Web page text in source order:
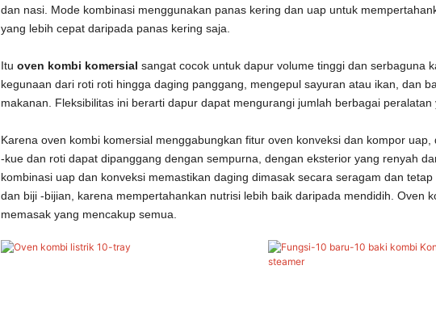
dan nasi. Mode kombinasi menggunakan panas kering dan uap untuk
yang lebih cepat daripada panas kering saja.
Itu oven kombi komersial sangat cocok untuk dapur volume tinggi dan serbaguna
kegunaan dari roti roti hingga daging panggang, mengepul sayuran atau ikan, dan
makanan. Fleksibilitas ini berarti dapur dapat mengurangi jumlah berbagai peralatan
Karena oven kombi komersial menggabungkan fitur oven konveksi dan kompor
-kue dan roti dapat dipanggang dengan sempurna, dengan eksterior yang renyah
kombinasi uap dan konveksi memastikan daging dimasak secara seragam dan
dan biji -bijian, karena mempertahankan nutrisi lebih baik daripada mendidih. Oven
memasak yang mencakup semua.